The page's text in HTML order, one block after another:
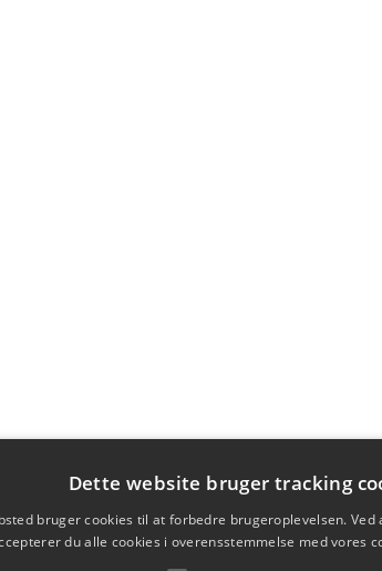
Dette website bruger tracking
bruger cookies til at forbedre brugeroplevelsen. Ved
du alle cookies i overensstemmelse med vores